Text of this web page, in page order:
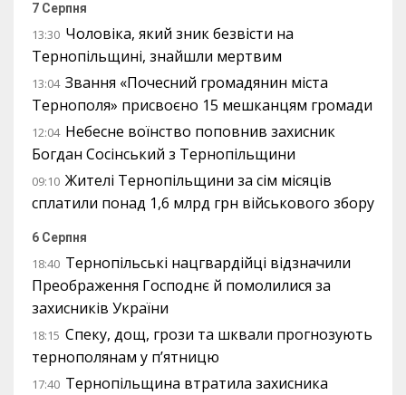
7 Серпня
13:30 Чоловіка, який зник безвісти на
Тернопільщині, знайшли мертвим
13:04 Звання «Почесний громадянин міста
Тернополя» присвоєно 15 мешканцям громади
12:04 Небесне воїнство поповнив захисник
Богдан Сосінський з Тернопільщини
09:10 Жителі Тернопільщини за сім місяців
сплатили понад 1,6 млрд грн військового збору
6 Серпня
18:40 Тернопільські нацгвардійці відзначили
Преображення Господнє й помолилися за
захисників України
18:15 Спеку, дощ, грози та шквали прогнозують
тернополянам у п’ятницю
17:40 Тернопільщина втратила захисника